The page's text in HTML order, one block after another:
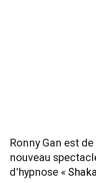
Ronny Gan est
nouveau
d’hypnose «